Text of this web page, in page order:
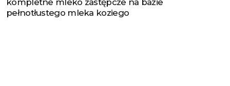
pełnotłustego mleka koziego